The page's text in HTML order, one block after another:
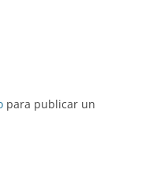
para publicar un